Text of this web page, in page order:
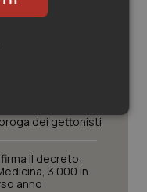
e il
dei gettonisti
il decreto:
3.000 in
anno
Marketing